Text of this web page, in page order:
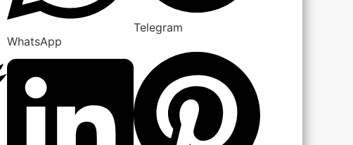
WhatsApp
Telegram